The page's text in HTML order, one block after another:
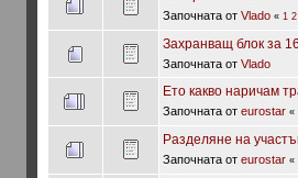
Започната от Vlado « 1 2
Захранващ блок за
Започната от Vlado
Ето какво наричам
Започната от eurostar «
Разделяне на
Започната от eurostar «